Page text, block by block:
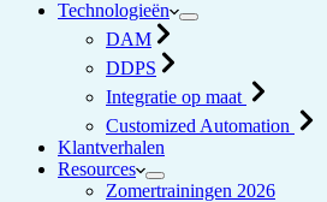
Technologieën
DAM
DDPS
Integratie op maat
Customized Automation
Klantverhalen
Resources
Zomertrainingen 2026